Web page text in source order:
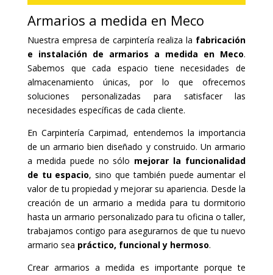
Armarios a medida en Meco
Nuestra empresa de carpintería realiza la fabricación
e instalación de armarios a medida en Meco.
Sabemos que cada espacio tiene necesidades de
almacenamiento únicas, por lo que ofrecemos
soluciones personalizadas para satisfacer las
necesidades específicas de cada cliente.
En Carpintería Carpimad, entendemos la importancia
de un armario bien diseñado y construido. Un armario
a medida puede no sólo mejorar la funcionalidad
de tu espacio, sino que también puede aumentar el
valor de tu propiedad y mejorar su apariencia. Desde la
creación de un armario a medida para tu dormitorio
hasta un armario personalizado para tu oficina o taller,
trabajamos contigo para asegurarnos de que tu nuevo
armario sea práctico, funcional y hermoso.
Crear armarios a medida es importante porque te